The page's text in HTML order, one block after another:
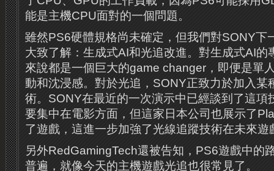
能是主機CPU面對的一個問題。
雖然PS6硬體規格尚未確定，但我們對SONY下
大致了解：生成式AI和光追改進。對生成式AI的
來說都是一個巨大的game changer，即便是單
動和沈浸感。對於光追，SONY正致力於加入某
術。SONY在最近的一次演示中已經談到了這項
要集中在電影方面，但這家日本公司也展示了
了遊戲，這進一步加強了光線追蹤技術在未來遊
另外RedGamingTech還被告知，PS6遊戲中的
普遍，就像今天的主機遊戲光追也很常見了。